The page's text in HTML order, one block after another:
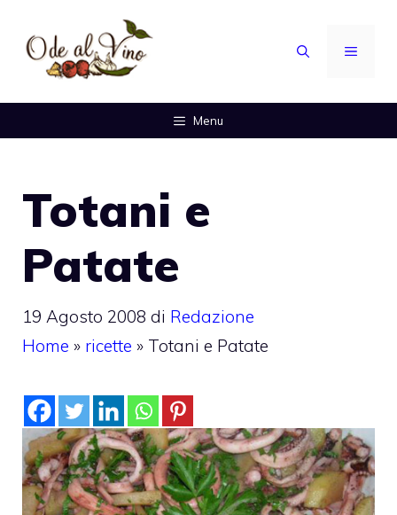
contenuto
MENU
Menu
Totani e
Patate
19 Agosto 2008 di Redazione
Home » ricette » Totani e Patate